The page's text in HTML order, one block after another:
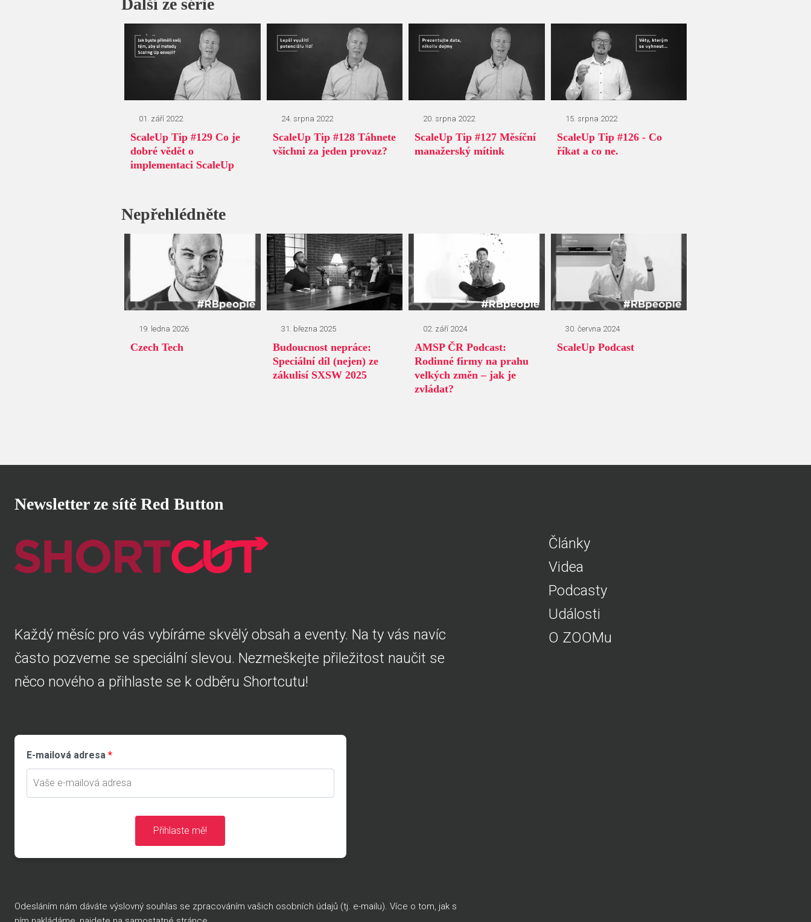
Další ze série
01. září 2022
ScaleUp Tip #129 Co je
dobré vědět o
implementaci ScaleUp
24. srpna 2022
ScaleUp Tip #128 Táhnete
všichni za jeden provaz?
20. srpna 2022
ScaleUp Tip #127 Měsíční
manažerský mítink
15. srpna 2022
ScaleUp Tip #126 - Co
říkat a co ne.
Nepřehlédněte
19. ledna 2026
Czech Tech
31. března 2025
Budoucnost nepráce:
Speciální díl (nejen) ze
zákulisí SXSW 2025
02. září 2024
AMSP ČR Podcast:
Rodinné firmy na prahu
velkých změn – jak je
zvládat?
30. června 2024
ScaleUp Podcast
Newsletter ze sítě Red Button
Každý měsíc pro vás vybíráme skvělý obsah a eventy. Na ty vás navíc
často pozveme se speciální slevou. Nezmeškejte přiležitost naučit se
něco nového a přihlaste se k odběru Shortcutu!
E-mailová adresa
Přihlaste mě!
Odesláním nám dáváte výslovný souhlas se zpracováním vašich osobních údajů (tj. e-mailu). Více o tom, jak s
Články
Videa
Podcasty
Události
O ZOOMu